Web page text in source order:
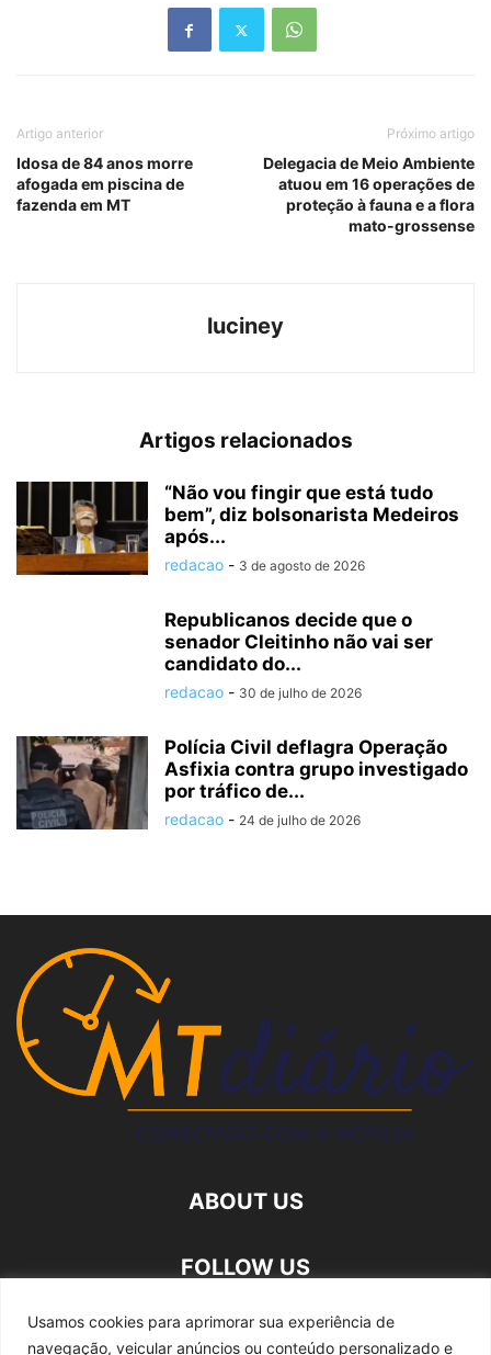
Usamos cookies para aprimorar sua experiência de
navegação, veicular anúncios ou conteúdo personalizado e
Artigo anterior
Idosa de 84 anos morre
afogada em piscina de
fazenda em MT
Próximo artigo
Delegacia de Meio Ambiente
atuou em 16 operações de
proteção à fauna e a flora
mato-grossense
luciney
Artigos relacionados
“Não vou fingir que está tudo
bem”, diz bolsonarista Medeiros
após...
redacao - 3 de agosto de 2026
Republicanos decide que o
senador Cleitinho não vai ser
candidato do...
redacao - 30 de julho de 2026
Polícia Civil deflagra Operação
Asfixia contra grupo investigado
por tráfico de...
redacao - 24 de julho de 2026
ABOUT US
FOLLOW US